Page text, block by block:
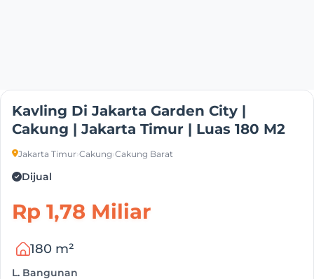
Kavling Di Jakarta Garden City |
Cakung | Jakarta Timur | Luas 180 M2
Jakarta Timur›Cakung›Cakung Barat
Dijual
Rp 1,78 Miliar
180 m²
L. Bangunan